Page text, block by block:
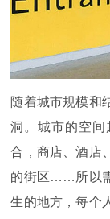
随着城市规模和
洞。城市的空间
合，商店、酒店
的街区……所以
生的地方，每个